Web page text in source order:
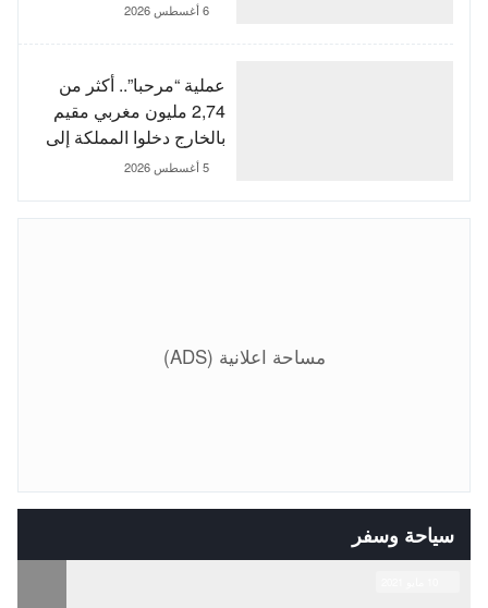
الاجتماعية
6 أغسطس 2026
عملية “مرحبا”.. أكثر من
2,74 مليون مغربي مقيم
بالخارج دخلوا المملكة إلى
غاية 3 غشت
5 أغسطس 2026
مساحة اعلانية (ADS)
سياحة وسفر